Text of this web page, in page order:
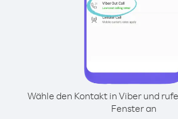
Wähle den Kontakt in Viber und
Fenster an